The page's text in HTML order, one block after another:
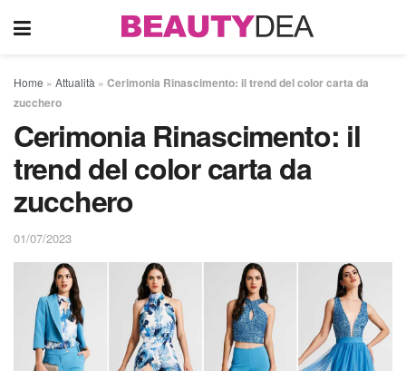
Home » Attualità » Cerimonia Rinascimento: il trend del color carta da
zucchero
Cerimonia Rinascimento: il
trend del color carta da
zucchero
01/07/2023